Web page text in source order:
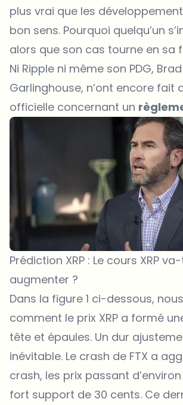
plus vrai que les
bon sens. Pourquoi quelqu’un
alors que son cas tourne en sa
Ni Ripple ni même son PDG, Brad
Garlinghouse, n’ont encore fait
officielle concernant un
Prédiction XRP : Le cours XRP
augmenter ?
Dans la figure 1 ci-dessous,
comment le prix XRP a formé
tête et épaules. Un dur
inévitable. Le crash de FTX a
crash, les prix passant
fort support de 30 cents. Ce